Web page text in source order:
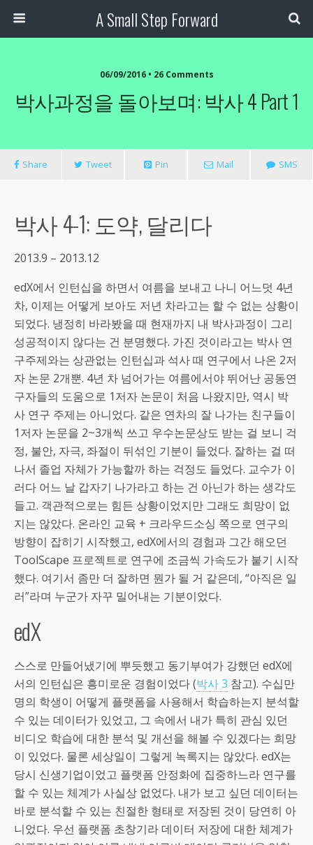
A Small Step Forward
06/09/2016 • 26 Comments
박사과정을 돌아보며: 박사 4 Part 1
Share Tweet Pin Mail SMS
박사 4-1: 도약, 달리다
2013.9 – 2013.12
edX에서 인턴십을 하면서 여름을 보내고 나니 어느덧 4년
차, 이제는 어떻게 보아도 저년 차라고는 할 수 없는 상황이
되었다. 냉정히 바라봤을 때 현재까지 내 박사과정이 그리
성공적이지 않다는 건 분명했다. 가진 것이라고는 박사 연
구주제와는 상관없는 인턴십과 석사 때 연구에서 나온 2저
자 논문 2개뿐. 4년 차 넘어가는 여름에서야 뛰어난 공동연
구자들의 도움으로 1저자 논문이 처음 나왔지만, 역시 박
사 연구 주제는 아니었다. 같은 연차의 잘 나가는 친구들이
1저자 논문을 2~3개씩 쓰고 우수논문상도 받는 걸 보니 걱
정, 불안, 자극, 좌절이 뒤섞인 기분이 들었다. 잘하는 걸 떠
나서 졸업 자체가 가능할까 하는 걱정도 들었다. 교수가 이
러다 어느 날 갑자기 나가라고 하는 건 아닌가 하는 생각도
들고. 객관적으로는 힘든 상황이었지만 그래도 희망이 없
지는 않았다. 온라인 교육 + 크라우드소싱 쪽으로 연구의
방향이 잡히기 시작했고, edX에서의 경험과 그간 해오던
ToolScape 프로젝트로 연구에 조금씩 가속도가 붙기 시작
했다. 여기서 좀만 더 잘하면 뭔가 될 거 같은데, “아직은 일
러”라며 누군가 자꾸 밀어내는 기분이었다.
edX
스스로 만들어냈기에 뿌듯했고 동기부여가 강했던 edX에
서의 인턴십은 흥미로운 경험이었다 (박사 3 참고). 수십만
명의 학생이 어떻게 플랫폼을 사용해서 학습하는지 분석할
수 있는 데이터가 있었고, 그 속에서 내가 특히 관심 있던
비디오 학습에 대한 분석 및 개선을 해볼 수 있겠다는 희망
이 있었다. 물론 세상일이 그렇게 녹록지는 않았다. edX는
당시 신생기업이었고 플랫폼 안정화에 집중하느라 연구를
할 수 있는 체계가 사실상 없었다. 내가 보고 싶던 데이터는
바로 분석할 수 있는 친절한 형태로 저장된 것이 당연히 아
니었다. 우선 플랫폼 초창기라 데이터 저장에 대한 체계가